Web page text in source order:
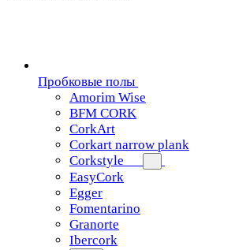
Пробковые полы
Amorim Wise
BFM CORK
CorkArt
Corkart narrow plank
Corkstyle
EasyCork
Egger
Fomentarino
Granorte
Ibercork